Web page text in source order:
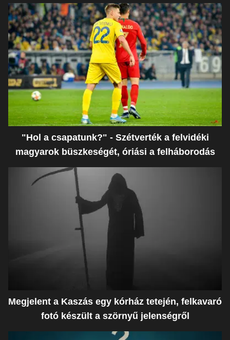
"Hol a csapatunk?" - Szétverték a felvidéki
magyarok büszkeségét, óriási a felháborodás
Megjelent a Kaszás egy kórház tetején, felkavaró
fotó készült a szörnyű jelenségről